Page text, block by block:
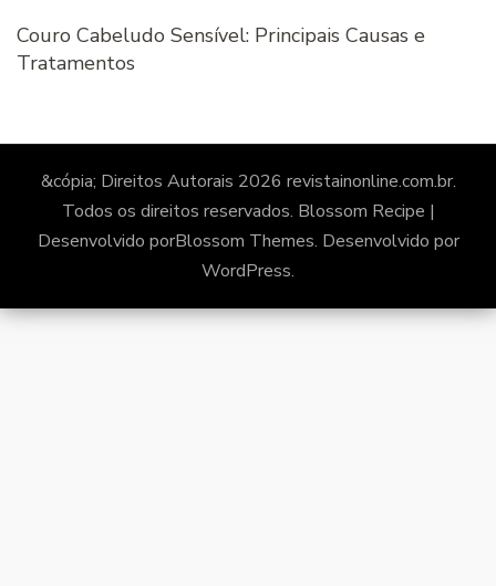
Couro Cabeludo Sensível: Principais Causas e
Tratamentos
&cópia; Direitos Autorais 2026 revistainonline.com.br.
Todos os direitos reservados. Blossom Recipe |
Desenvolvido porBlossom Themes. Desenvolvido por
WordPress.